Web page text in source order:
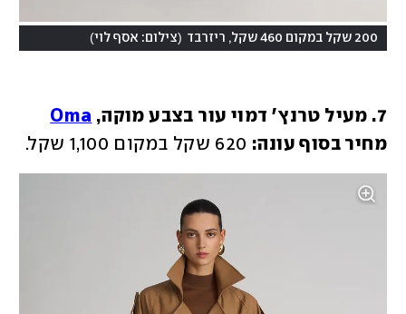
200 שקל במקום 460 שקל, ריזרבד (צילום: אסף לוי)
7. מעיל טרנץ' דמוי עור בצבע מוקה,
Oma
מחיר בסוף עונה: